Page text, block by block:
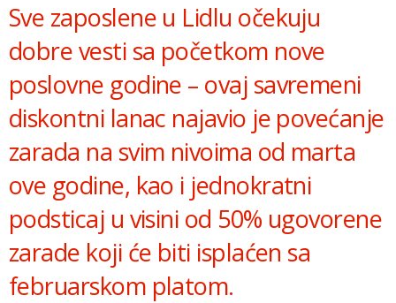
Sve zaposlene u Lidlu očekuju
dobre vesti sa početkom nove
poslovne godine – ovaj savremeni
diskontni lanac najavio je povećanje
zarada na svim nivoima od marta
ove godine, kao i jednokratni
podsticaj u visini od 50% ugovorene
zarade koji će biti isplaćen sa
februarskom platom.